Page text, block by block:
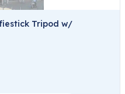
Tripod w/